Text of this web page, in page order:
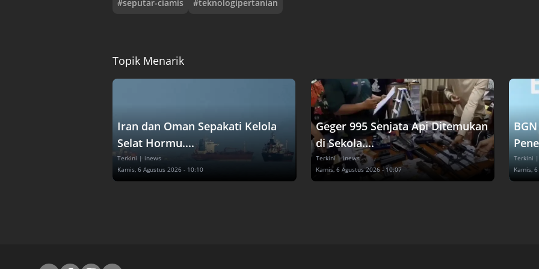
#seputar-ciamis #teknologipertanian
Topik Menarik
Iran dan Oman Sepakati Kelola
Selat Hormu....
Terkini | inews
Kamis, 6 Agustus 2026 - 10:10
Geger 995 Senjata Api Ditemukan
di Sekola....
Terkini | inews
Kamis, 6 Agustus 2026 - 10:07
Terkini
Kamis,